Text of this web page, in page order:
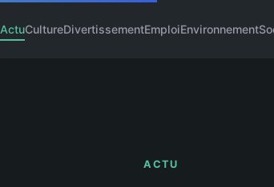
ActuCultureDivertissementEmploiEnvironnement
ACTU